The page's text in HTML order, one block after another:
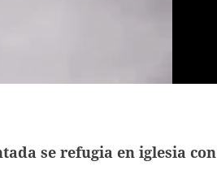
se refugia en iglesia con